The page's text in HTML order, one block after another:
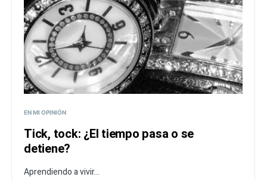
EN MI OPINIÓN
Tick, tock: ¿El tiempo pasa o se
detiene?
Aprendiendo a vivir...